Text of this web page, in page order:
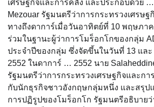
เศรษฐกิจและการคลัง และประกอบด้วย
Mezouar รัฐมนตรีว่าการกระทรวงเศรษฐ
ทางถึงดาการ์เมื่อวันอาทิตย์ที่ 10 พฤษภาค
ร่วมในฐานะผู้ว่าการโมร็อกโกของกลุ่ม
ประจำปีของกลุ่ม ซึ่งจัดขึ้นในวันที่ 13 แล
2552 ในดาการ์ … 2552 นาย
รัฐมนตรีว่าการกระทรวงเศรษฐกิจและกา
กับนักธุรกิจชาวอังกฤษกลุ่มหนึ่ง และสรุป
การปฏิรูปของโมร็อกโก รัฐมนตรีอธิบาย